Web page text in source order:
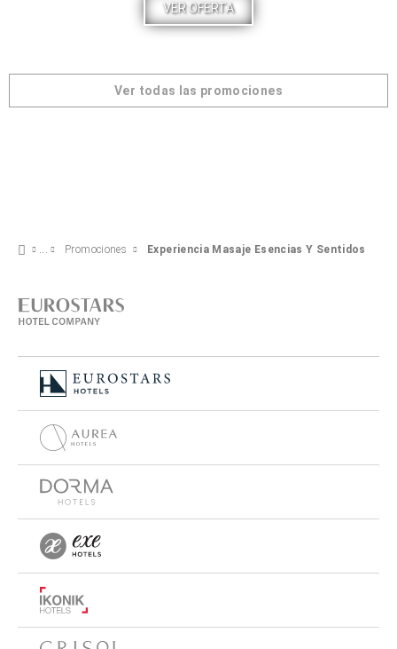
VER OFERTA
Ver todas las promociones
Promociones Experiencia Masaje Esencias Y Sentidos